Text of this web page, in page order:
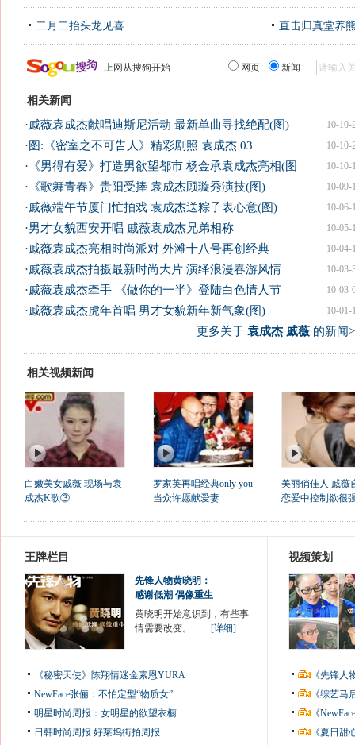
二月二抬头龙见喜 直击归真堂养
上网从搜狗开始 网页 新闻
相关新闻
10-10-
·戚薇袁成杰献唱迪斯尼活动 最新单曲寻找绝配(图)
10-10-
· 图:《密室之不可告人》精彩剧照 袁成杰 03
10-10-
· 《男得有爱》打造男欲望都市 杨金承袁成杰亮相(图
10-09-
· 《歌舞青春》贵阳受捧 袁成杰顾璇秀演技(图)
10-06-
·戚薇端午节厦门忙拍戏 袁成杰送粽子表心意(图)
10-05-
·男才女貌西安开唱 戚薇袁成杰兄弟相称
10-04-
·戚薇袁成杰亮相时尚派对 外滩十八号再创经典
10-03-
·戚薇袁成杰拍摄最新时尚大片 演绎浪漫春游风情
10-03-
·戚薇袁成杰牵手 《做你的一半》登陆白色情人节
10-01-
·戚薇袁成杰虎年首唱 男才女貌新年新气象(图)
更多关于 袁成杰 戚薇的新闻
相关视频新闻
白嫩美女戚薇 现场与袁
成杰K歌③
罗家英再唱经典only you
当众许愿献爱妻
美丽俏佳人 戚薇
恋爱中控制欲很
王牌栏目
先锋人物黄晓明：
感谢低潮 偶像重生
黄晓明开始意识到，有些事
情需要改变。……[详细]
《秘密天使》陈翔情迷金素恩YURA
NewFace张俪：不怕定型“物质女”
明星时尚周报：女明星的欲望衣橱
日韩时尚周报 好莱坞街拍周报
视频策划
《先锋
《综艺
《
《夏日